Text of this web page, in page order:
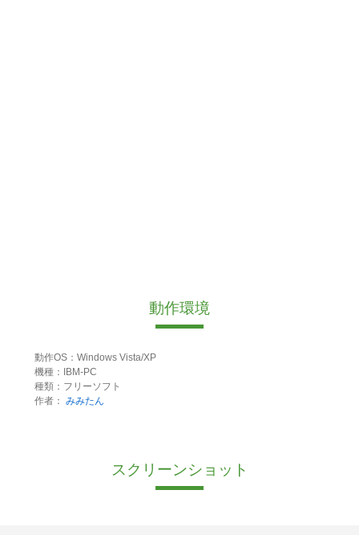
動作環境
動作OS：Windows Vista/XP
機種：IBM-PC
種類：フリーソフト
作者： みみたん
スクリーンショット